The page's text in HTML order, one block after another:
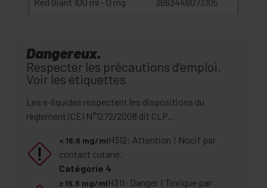
Dangereux.
Respecter les précautions d'emploi.
Voir les étiquettes
Les e-liquides respectent les dispositions du
règlement (CE) N°1272/2008 dit CLP...
< 16,6 mg/mlH312: Attention ! Nocif par
contact cutané.
Catégorie 4
≥ 16,6 mg/mlH311: Danger ! Toxique par